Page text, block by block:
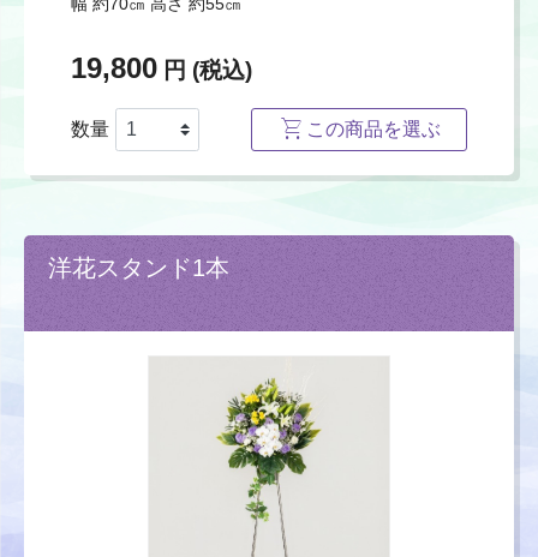
19,800 円 (税込)
数量 この商品を選ぶ
洋花スタンド1本